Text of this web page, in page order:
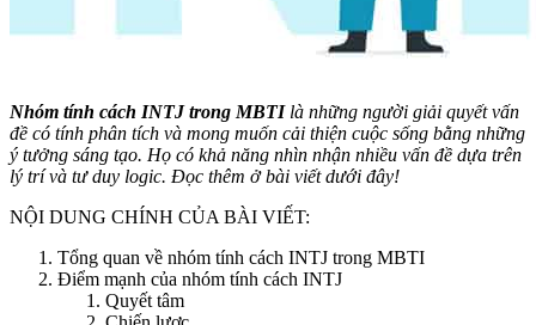
Nhóm tính cách INTJ trong MBTIlà những người giải quyết vấn
đề có tính phân tích và mong muốn cải thiện cuộc sống bằng những
ý tưởng sáng tạo. Họ có khả năng nhìn nhận nhiều vấn đề dựa trên
lý trí và tư duy logic. Đọc thêm ở bài viết dưới đây!
NỘI DUNG CHÍNH CỦA BÀI VIẾT:
Tổng quan về nhóm tính cách INTJ trong MBTI
Điểm mạnh của nhóm tính cách INTJ
Quyết tâm